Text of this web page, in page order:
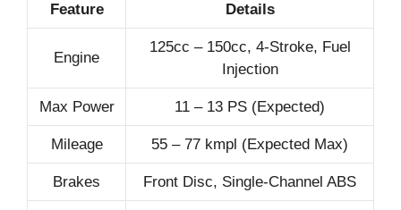
Feature Details
Engine
125cc – 150cc, 4-Stroke, Fuel
Injection
Max Power 11 – 13 PS (Expected)
Mileage 55 – 77 kmpl (Expected Max)
Brakes Front Disc, Single-Channel ABS